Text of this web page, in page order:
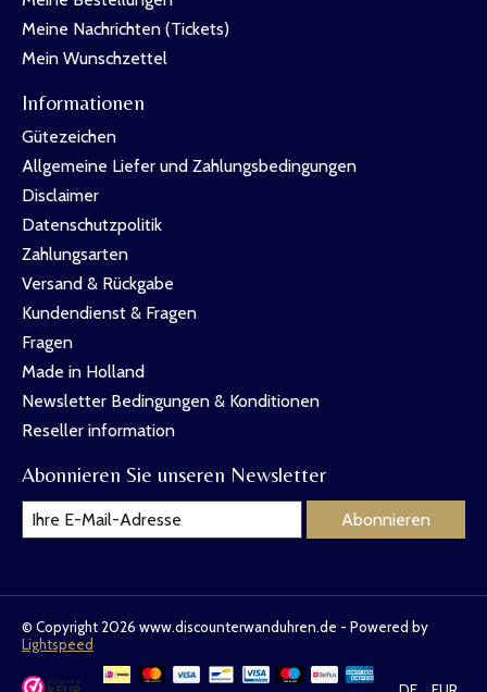
Meine Nachrichten (Tickets)
Mein Wunschzettel
Informationen
Gütezeichen
Allgemeine Liefer und Zahlungsbedingungen
Disclaimer
Datenschutzpolitik
Zahlungsarten
Versand & Rückgabe
Kundendienst & Fragen
Fragen
Made in Holland
Newsletter Bedingungen & Konditionen
Reseller information
Abonnieren Sie unseren Newsletter
Abonnieren
© Copyright 2026 www.discounterwanduhren.de - Powered by
Lightspeed